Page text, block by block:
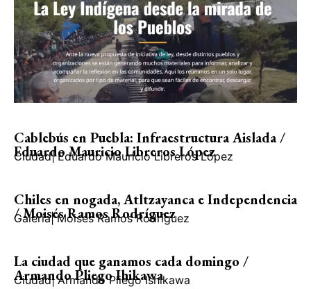
Cablebús en Puebla: Infraestructura Aislada /
Eduardo Mauricio Libreros López
Ciudad| Eduardo Mauricio Libreros López
Chiles en nogada, Atltzayanca e Independencia
/ Moisés Ramos Rodríguez
Galería| Moisés Ramos Rodríguez
La ciudad que ganamos cada domingo /
Armando Pliego Ihikawa
Ciudad| Armando Pliego Ishikawa